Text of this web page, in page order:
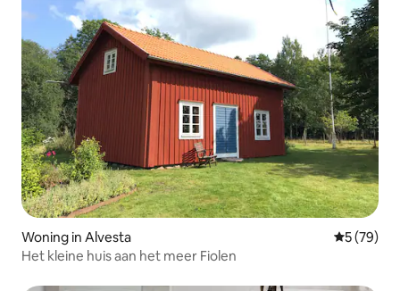
Woning in Alvesta
5 (79)
Het kleine huis aan het meer Fiolen